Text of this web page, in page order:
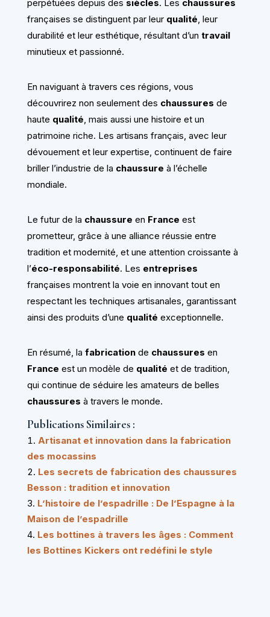
perpétuées depuis des siècles. Les chaussures
françaises se distinguent par leur qualité, leur
durabilité et leur esthétique, résultant d’un travail
minutieux et passionné.
En naviguant à travers ces régions, vous
découvrirez non seulement des chaussures de
haute qualité, mais aussi une histoire et un
patrimoine riche. Les artisans français, avec leur
dévouement et leur expertise, continuent de faire
briller l’industrie de la chaussure à l’échelle
mondiale.
Le futur de la chaussure en France est
prometteur, grâce à une alliance réussie entre
tradition et modernité, et une attention croissante à
l’éco-responsabilité. Les entreprises
françaises montrent la voie en innovant tout en
respectant les techniques artisanales, garantissant
ainsi des produits d’une qualité exceptionnelle.
En résumé, la fabricationde chaussures en
France est un modèle de qualité et de tradition,
qui continue de séduire les amateurs de belles
chaussures à travers le monde.
Publications Similaires :
Artisanat et innovation dans la fabrication
des mocassins
Les secrets de fabrication des chaussures
Besson : tradition et innovation
L’histoire de l’espadrille : De l’Espagne à la
Maison de l’espadrille
Les bottines à travers les âges : Comment
les Bottines Kickers ont redéfini le style